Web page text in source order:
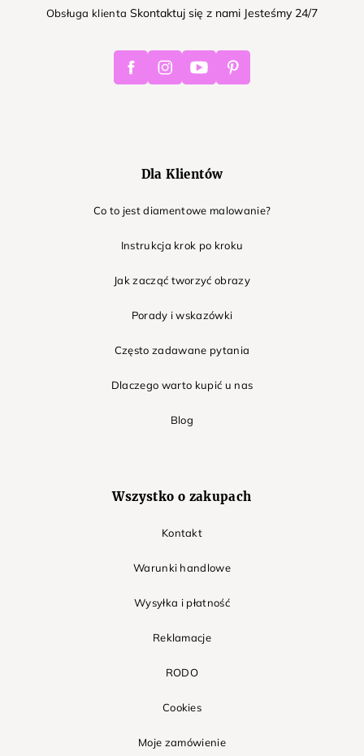
Obsługa klienta Skontaktuj się z nami Jesteśmy 24/7
FacebookInstagramYoutube Pinterest
Dla Klientów
Co to jest diamentowe malowanie?
Instrukcja krok po kroku
Jak zacząć tworzyć obrazy
Porady i wskazówki
Często zadawane pytania
Dlaczego warto kupić u nas
Blog
Wszystko o zakupach
Kontakt
Warunki handlowe
Wysyłka i płatność
Reklamacje
RODO
Cookies
Moje zamówienie